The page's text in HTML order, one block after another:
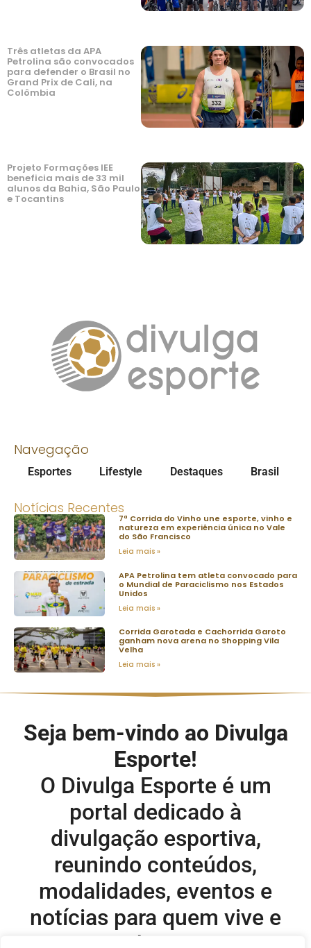
Três atletas da APA
Petrolina são convocados
para defender o Brasil no
Grand Prix de Cali, na
Colômbia
Projeto Formações IEE
beneficia mais de 33 mil
alunos da Bahia, São Paulo
e Tocantins
Navegação
Esportes Lifestyle Destaques Brasil
Notícias Recentes
7ª Corrida do Vinho une esporte, vinho e
natureza em experiência única no Vale
do São Francisco
Leia mais »
APA Petrolina tem atleta convocado para
o Mundial de Paraciclismo nos Estados
Unidos
Leia mais »
Corrida Garotada e Cachorrida Garoto
ganham nova arena no Shopping Vila
Velha
Leia mais »
Seja bem-vindo ao Divulga
Esporte!
O Divulga Esporte é um
portal dedicado à
divulgação esportiva,
reunindo conteúdos,
modalidades, eventos e
notícias para quem vive e